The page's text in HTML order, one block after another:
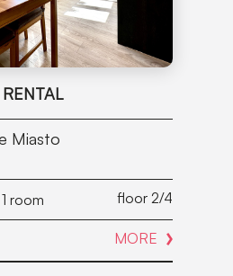
Miasto
1 room floor 2/4
MORE